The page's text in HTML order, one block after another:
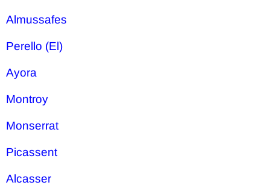
Almussafes
Perello (El)
Ayora
Montroy
Monserrat
Picassent
Alcasser